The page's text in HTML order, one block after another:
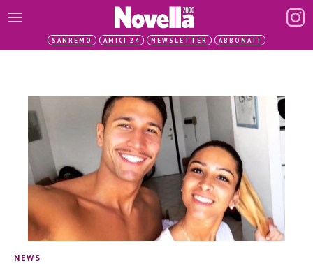
SANREMO AMICI 24 NEWSLETTER ABBONATI
NEWS